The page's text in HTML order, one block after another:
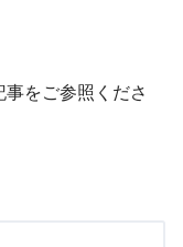
をご参照くださ